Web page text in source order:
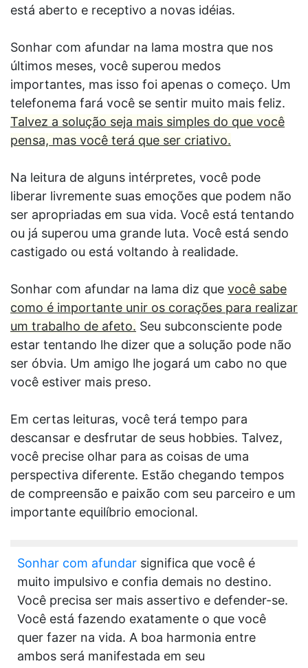
está aberto e receptivo a novas idéias.
Sonhar com afundar na lama mostra que nos
últimos meses, você superou medos
importantes, mas isso foi apenas o começo. Um
telefonema fará você se sentir muito mais feliz.
Talvez a solução seja mais simples do que você
pensa, mas você terá que ser criativo.
Na leitura de alguns intérpretes, você pode
liberar livremente suas emoções que podem não
ser apropriadas em sua vida. Você está tentando
ou já superou uma grande luta. Você está sendo
castigado ou está voltando à realidade.
Sonhar com afundar na lama diz que você sabe
como é importante unir os corações para realizar
um trabalho de afeto. Seu subconsciente pode
estar tentando lhe dizer que a solução pode não
ser óbvia. Um amigo lhe jogará um cabo no que
você estiver mais preso.
Em certas leituras, você terá tempo para
descansar e desfrutar de seus hobbies. Talvez,
você precise olhar para as coisas de uma
perspectiva diferente. Estão chegando tempos
de compreensão e paixão com seu parceiro e um
importante equilíbrio emocional.
Sonhar com afundar significa que você é
muito impulsivo e confia demais no destino.
Você precisa ser mais assertivo e defender-se.
Você está fazendo exatamente o que você
quer fazer na vida. A boa harmonia entre
ambos será manifestada em seu